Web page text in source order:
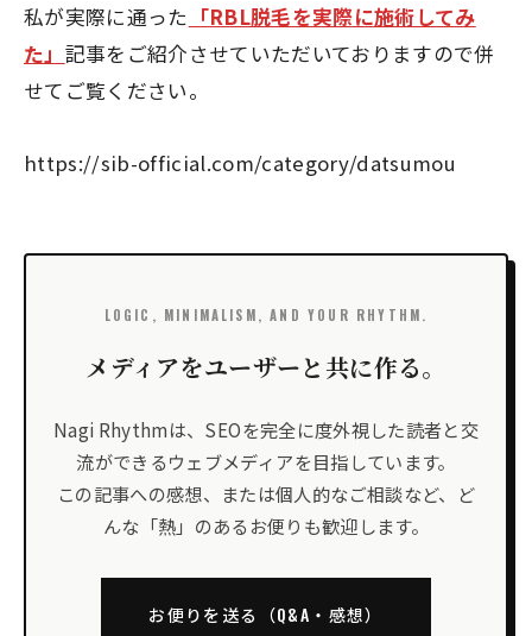
私が実際に通った 「RBL脱毛を実際に施術してみ
た」 記事をご紹介させていただいておりますので併
せてご覧ください。
https://sib-official.com/category/datsumou
LOGIC, MINIMALISM, AND YOUR RHYTHM.
メディアをユーザーと共に作る。
Nagi Rhythmは、SEOを完全に度外視した読者と交
流ができるウェブメディアを目指しています。
この記事への感想、または個人的なご相談など、ど
んな「熱」のあるお便りも歓迎します。
お便りを送る（Q&A・感想）